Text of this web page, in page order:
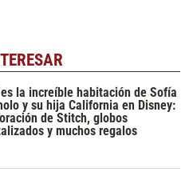
la increíble habitación de Sofía
y su hija California en Disney:
de Stitch, globos
y muchos regalos